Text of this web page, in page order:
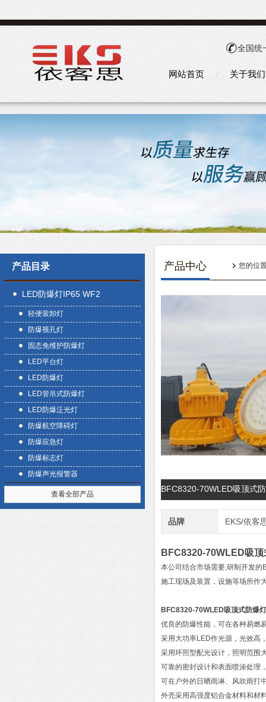
全国统
网站首页 关于我们
产品目录
LED防爆灯IP65 WF2
轻便装卸灯
防爆视孔灯
固态免维护防爆灯
LED平台灯
LED防爆灯
LED管吊式防爆灯
LED防爆泛光灯
防爆航空障碍灯
防爆应急灯
防爆标志灯
防爆声光报警器
查看全部产品
产品中心 您的位
BFC8320-70WLED吸顶式
品牌 EKS/依客
BFC8320-70WLED吸
本公司结合市场需要,研制开发
施工现场及装置，设施等场所作
BFC8320-70WLED吸顶式防爆
优良的防爆性能，可在各种易燃
采用大功率LED作光源，光效高
采用环照型配光设计，照明范围
可靠的密封设计和表面喷涂处理
可在户外的日晒雨淋、风吹雨打
外壳采用高强度铝合金材料和材